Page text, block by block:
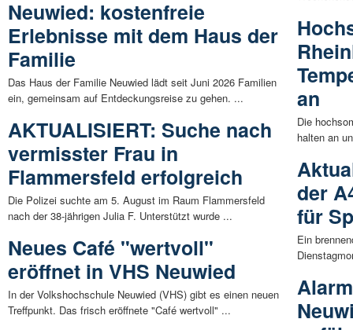
Neuwied: kostenfreie
Erlebnisse mit dem Haus der
Familie
Das Haus der Familie Neuwied lädt seit Juni 2026 Familien
ein, gemeinsam auf Entdeckungsreise zu gehen. ...
AKTUALISIERT: Suche nach
vermisster Frau in
Flammersfeld erfolgreich
Die Polizei suchte am 5. August im Raum Flammersfeld
nach der 38-jährigen Julia F. Unterstützt wurde ...
Neues Café "wertvoll"
eröffnet in VHS Neuwied
In der Volkshochschule Neuwied (VHS) gibt es einen neuen
Treffpunkt. Das frisch eröffnete "Café wertvoll" ...
an
Die
halten an
der
für
Ein